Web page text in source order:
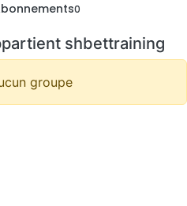
0
shbettraining
groupe